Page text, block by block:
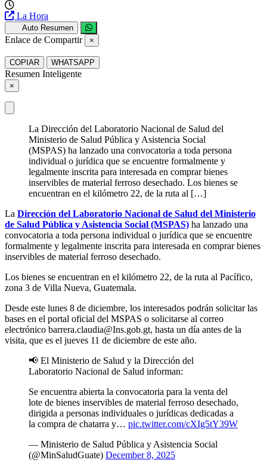
La Hora
Auto Resumen
Enlace de Compartir ×
COPIAR WHATSAPP
Resumen Inteligente
×
La Dirección del Laboratorio Nacional de Salud del
Ministerio de Salud Pública y Asistencia Social
(MSPAS) ha lanzado una convocatoria a toda persona
individual o jurídica que se encuentre formalmente y
legalmente inscrita para interesada en comprar bienes
inservibles de material ferroso desechado. Los bienes se
encuentran en el kilómetro 22, de la ruta al […]
La Dirección del Laboratorio Nacional de Salud del Ministerio
de Salud Pública y Asistencia Social (MSPAS) ha lanzado una
convocatoria a toda persona individual o jurídica que se encuentre
formalmente y legalmente inscrita para interesada en comprar bienes
inservibles de material ferroso desechado.
Los bienes se encuentran en el kilómetro 22, de la ruta al Pacífico,
zona 3 de Villa Nueva, Guatemala.
Desde este lunes 8 de diciembre, los interesados podrán solicitar las
bases en el portal oficial del MSPAS o solicitarse al correo
electrónico barrera.claudia@Ins.gob.gt, hasta un día antes de la
visita, que es el jueves 11 de diciembre de este año.
📢 El Ministerio de Salud y la Dirección del
Laboratorio Nacional de Salud informan:
Se encuentra abierta la convocatoria para la venta del
lote de bienes inservibles de material ferroso desechado,
dirigida a personas individuales o jurídicas dedicadas a
la compra de chatarra y… pic.twitter.com/cXIg5tY39W
— Ministerio de Salud Pública y Asistencia Social
(@MinSaludGuate) December 8, 2025